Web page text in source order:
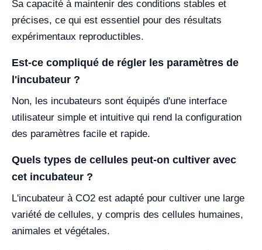
Sa capacité à maintenir des conditions stables et
précises, ce qui est essentiel pour des résultats
expérimentaux reproductibles.
Est-ce compliqué de régler les paramètres de
l'incubateur ?
Non, les incubateurs sont équipés d'une interface
utilisateur simple et intuitive qui rend la configuration
des paramètres facile et rapide.
Quels types de cellules peut-on cultiver avec
cet incubateur ?
L'incubateur à CO2 est adapté pour cultiver une large
variété de cellules, y compris des cellules humaines,
animales et végétales.